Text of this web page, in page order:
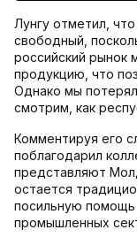
Лунгу отметил,
свободный,
российский рынок
продукцию, что
Однако мы
смотрим, как
Комментируя его
поблагодарил
представляют
остается
посильную помощь
промышленных